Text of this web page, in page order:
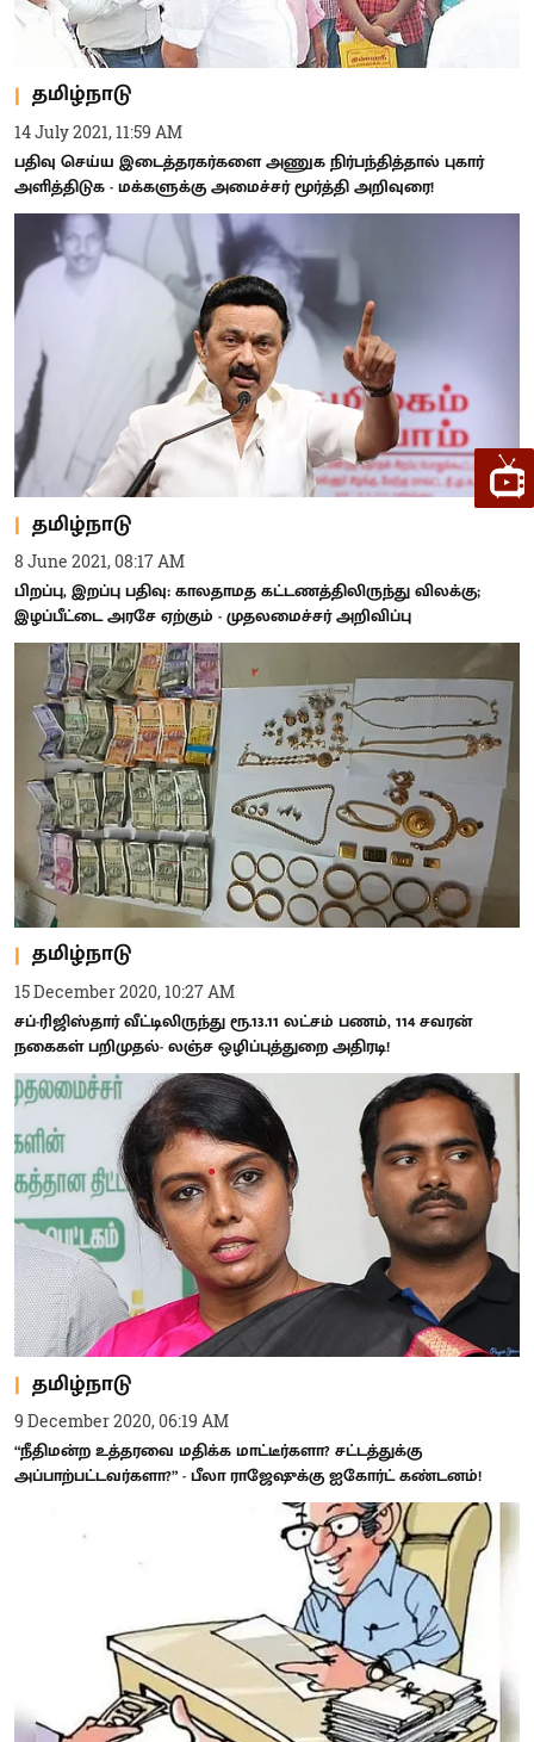
தமிழ்நாடு
14 July 2021, 11:59 AM
பதிவு செய்ய இடைத்தரகர்களை அணுக நிர்பந்தித்தால் புகார்
அளித்திடுக - மக்களுக்கு அமைச்சர் மூர்த்தி அறிவுரை!
தமிழ்நாடு
8 June 2021, 08:17 AM
பிறப்பு, இறப்பு பதிவு: காலதாமத கட்டணத்திலிருந்து விலக்கு;
இழப்பீட்டை அரசே ஏற்கும் - முதலமைச்சர் அறிவிப்பு
தமிழ்நாடு
15 December 2020, 10:27 AM
சப்-ரிஜிஸ்தார் வீட்டிலிருந்து ரூ.13.11 லட்சம் பணம், 114 சவரன்
நகைகள் பறிமுதல்- லஞ்ச ஒழிப்புத்துறை அதிரடி!
தமிழ்நாடு
9 December 2020, 06:19 AM
“நீதிமன்ற உத்தரவை மதிக்க மாட்டீர்களா? சட்டத்துக்கு
அப்பாற்பட்டவர்களா?” - பீலா ராஜேஷுக்கு ஐகோர்ட் கண்டனம்!